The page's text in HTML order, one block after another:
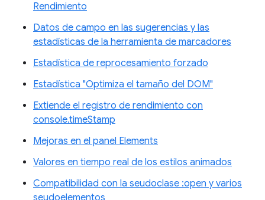
Rendimiento
Datos de campo en las sugerencias y las
estadísticas de la herramienta de marcadores
Estadística de reprocesamiento forzado
Estadística "Optimiza el tamaño del DOM"
Extiende el registro de rendimiento con
console.timeStamp
Mejoras en el panel Elements
Valores en tiempo real de los estilos animados
Compatibilidad con la seudoclase :open y varios